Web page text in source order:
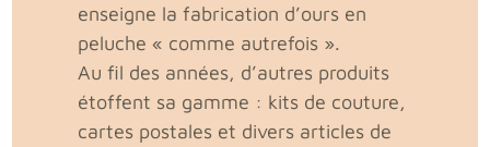
enseigne la fabrication d’ours en
peluche « comme autrefois ».
Au fil des années, d’autres produits
étoffent sa gamme : kits de couture,
cartes postales et divers articles de